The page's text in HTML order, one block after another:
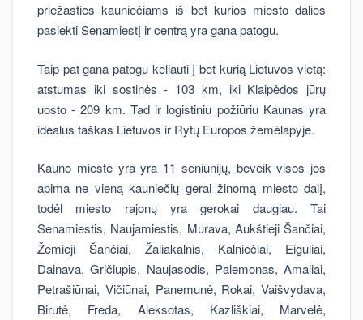
priežasties kauniečiams iš bet kurios miesto dalies
pasiekti Senamiestį ir centrą yra gana patogu.
Taip pat gana patogu keliauti į bet kurią Lietuvos vietą:
atstumas iki sostinės - 103 km, iki Klaipėdos jūrų
uosto - 209 km. Tad ir logistiniu požiūriu Kaunas yra
idealus taškas Lietuvos ir Rytų Europos žemėlapyje.
Kauno mieste yra yra 11 seniūnijų, beveik visos jos
apima ne vieną kauniečių gerai žinomą miesto dalį,
todėl miesto rajonų yra gerokai daugiau. Tai
Senamiestis, Naujamiestis, Murava, Aukštieji Šančiai,
Žemieji Šančiai, Žaliakalnis, Kalniečiai, Eiguliai,
Dainava, Gričiupis, Naujasodis, Palemonas, Amaliai,
Petrašiūnai, Vičiūnai, Panemunė, Rokai, Vaišvydava,
Birutė, Freda, Aleksotas, Kazliškiai, Marvelė,